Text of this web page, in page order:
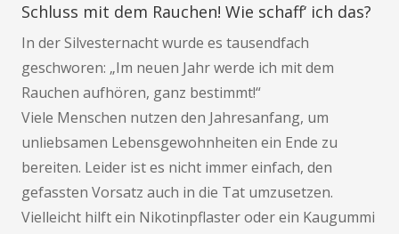
Schluss mit dem Rauchen! Wie schaff‘ ich das?
In der Silvesternacht wurde es tausendfach
geschworen: „Im neuen Jahr werde ich mit dem
Rauchen aufhören, ganz bestimmt!“
Viele Menschen nutzen den Jahresanfang, um
unliebsamen Lebensgewohnheiten ein Ende zu
bereiten. Leider ist es nicht immer einfach, den
gefassten Vorsatz auch in die Tat umzusetzen.
Vielleicht hilft ein Nikotinpflaster oder ein Kaugummi